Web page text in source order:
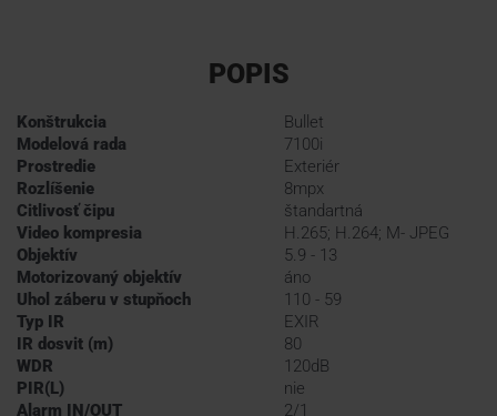
POPIS
Konštrukcia
Bullet
Modelová rada
7100i
Prostredie
Exteriér
Rozlíšenie
8mpx
Citlivosť čipu
štandartná
Video kompresia
H.265; H.264; M- JPEG
Objektív
5.9 - 13
Motorizovaný objektív
áno
Uhol záberu v stupňoch
110 - 59
Typ IR
EXIR
IR dosvit (m)
80
WDR
120dB
PIR(L)
nie
Alarm IN/OUT
2/1